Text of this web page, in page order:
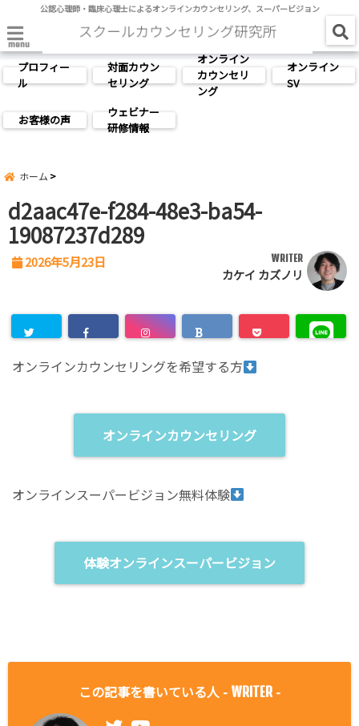
公認心理師・臨床心理士によるオンラインカウンセリング、スーパービジョン
menu
プロフィー
ル
対面カウン
セリング
オンライン
カウンセリ
ング
オンライン
SV
お客様の声
ウェビナー
研修情報
ホーム
d2aac47e-f284-48e3-ba54-
19087237d289
2026年5月23日 WRITER
カケイ カズノリ
オンラインカウンセリングを希望する方
オンラインカウンセリング
オンラインスーパービジョン無料体験
体験オンラインスーパービジョン
この記事を書いている人 - WRITER -